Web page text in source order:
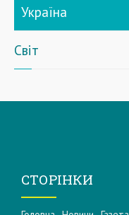
Україна
Світ
СТОРІНКИ